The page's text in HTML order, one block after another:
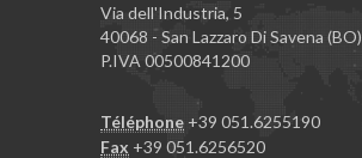
Via dell'Industria, 5
40068 - San Lazzaro Di Savena (BO)
P.IVA 00500841200
Téléphone +39 051.6255190
Fax +39 051.6256520